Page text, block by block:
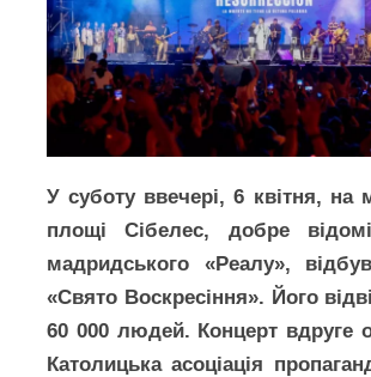
У суботу ввечері, 6 квітня, на
площі Сібелес, добре
мадридського «Реалу»,
«Свято Воскресіння». Його
60 000 людей. Концерт вдруге
Католицька асоціація